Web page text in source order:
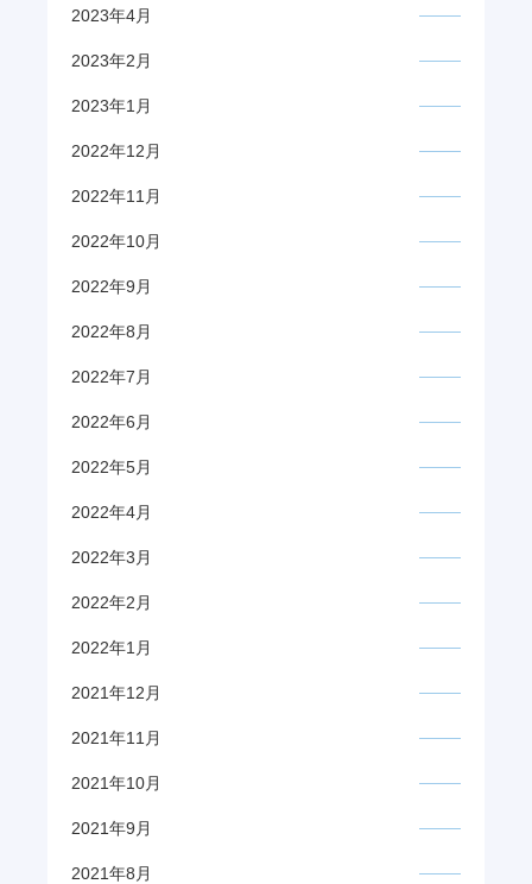
2023年4月
2023年2月
2023年1月
2022年12月
2022年11月
2022年10月
2022年9月
2022年8月
2022年7月
2022年6月
2022年5月
2022年4月
2022年3月
2022年2月
2022年1月
2021年12月
2021年11月
2021年10月
2021年9月
2021年8月